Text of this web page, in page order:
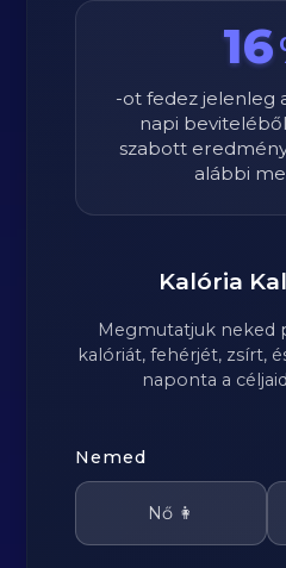
16
-ot fedez jelenleg
napi
szabott
alábbi
Kalória
Megmutatjuk neked
kalóriát, fehérjét, zsírt,
naponta a
Nemed
Nő 👩